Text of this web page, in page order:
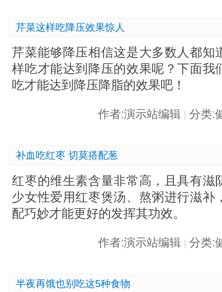
芹菜这样吃降压效果惊人
芹菜能够降压相信这是大多数人都知
样吃才能达到降压的效果呢？下面我
吃才能达到降压降脂的效果吧！
作者:演示站编辑 分类:
补血吃红枣 切莫搭配葱
红枣的维生素含量非常高，且具有滋
少女性爱用红枣煲汤、熬粥进行滋补
配巧妙才能更好的发挥其功效。
作者:演示站编辑 | 分类:
半夜再饿也别吃这5种食物